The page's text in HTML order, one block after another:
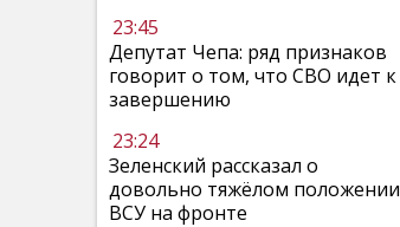
23:45
Депутат Чепа: ряд признаков
говорит о том, что СВО идет к
завершению
23:24
Зеленский рассказал о
довольно тяжёлом положении
ВСУ на фронте